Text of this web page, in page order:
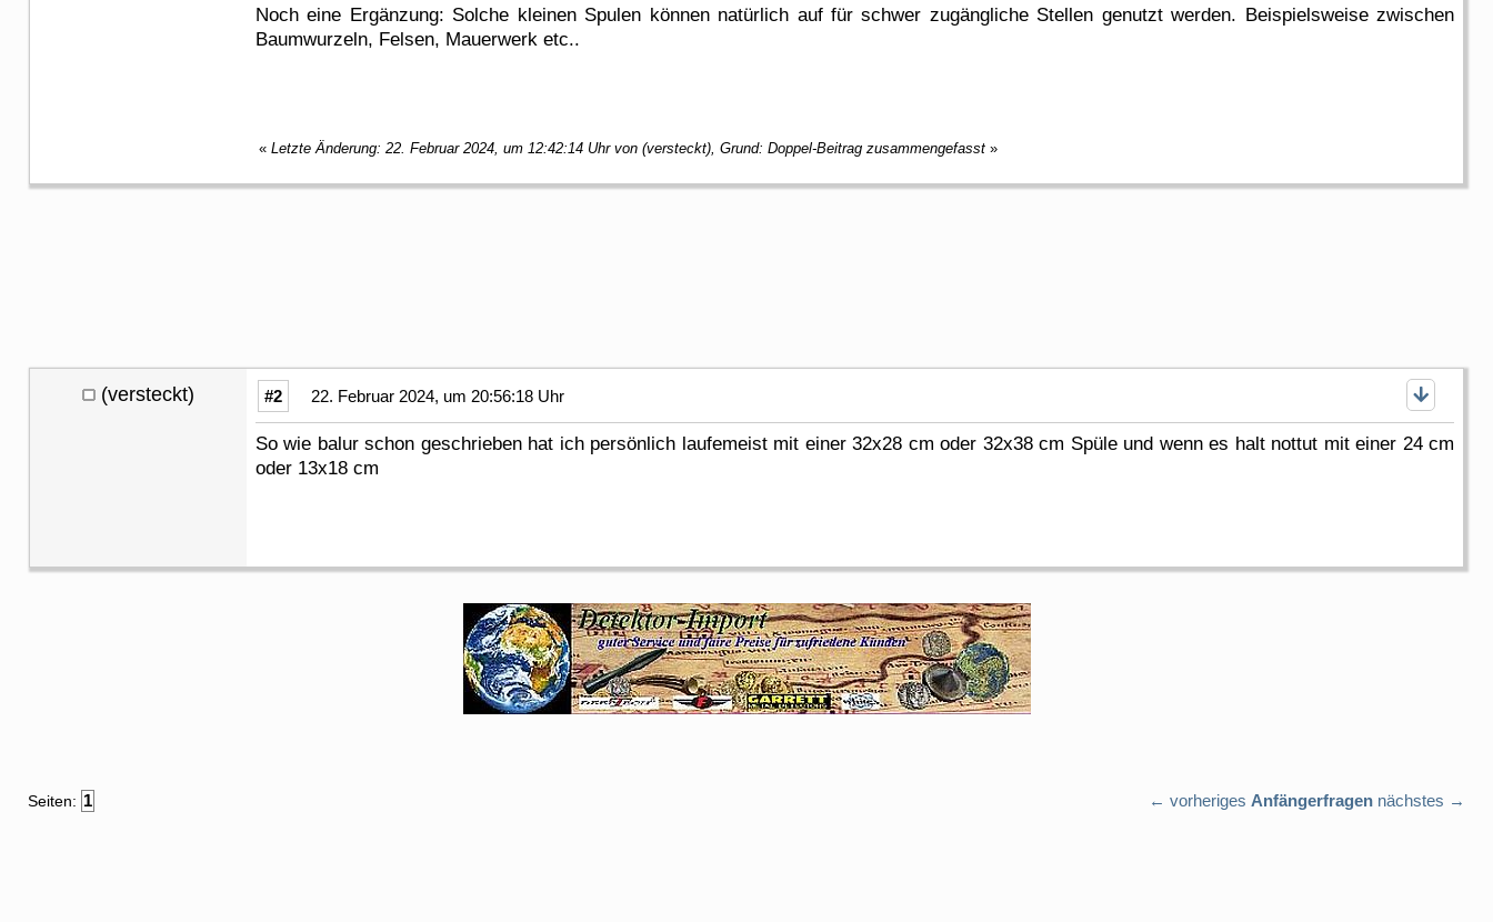
Noch eine Ergänzung: Solche kleinen Spulen können natürlich auf für schwer zugängliche Stellen genutzt werden. Beispielsweise zwischen
Baumwurzeln, Felsen, Mauerwerk etc..
« Letzte Änderung: 22. Februar 2024, um 12:42:14 Uhr von (versteckt), Grund: Doppel-Beitrag zusammengefasst »
(versteckt) #2 22. Februar 2024, um 20:56:18 Uhr
So wie balur schon geschrieben hat ich persönlich laufemeist mit einer 32x28 cm oder 32x38 cm Spüle und wenn es halt nottut mit einer 24 cm
oder 13x18 cm
Seiten: 1 ← vorheriges Anfängerfragen nächstes →